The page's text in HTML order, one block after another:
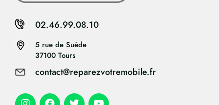
5 rue de Suède
37100 Tours
contact@reparezvotremobile.fr
02.46.99.08.10